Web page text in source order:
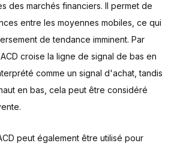
des marchés financiers. Il permet de
entre les moyennes mobiles, ce qui
de tendance imminent. Par
croise la ligne de signal de bas en
comme un signal d'achat, tandis
en bas, cela peut être considéré
peut également être utilisé pour